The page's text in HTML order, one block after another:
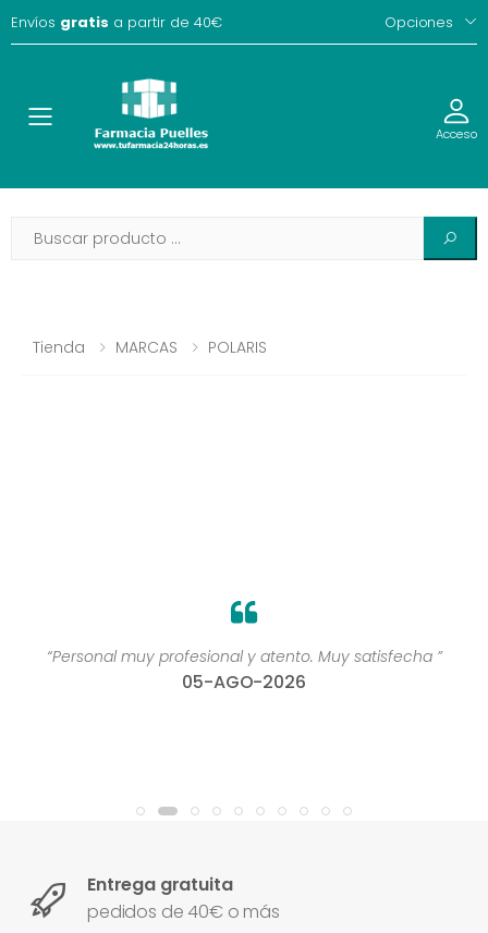
Envíos gratis a partir de 40€ Opciones
Toggle Acceso
Tienda MARCAS POLARIS
“Personal muy profesional y atento. Muy satisfecha ”
05-AGO-2026
Entrega gratuita
pedidos de 40€ o más